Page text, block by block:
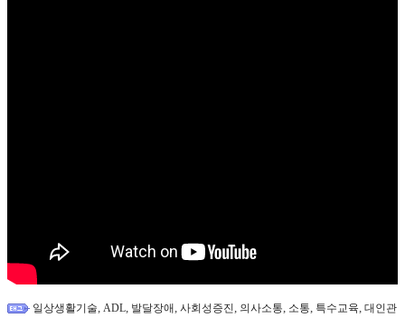
일상생활기술 ADL 발달장애 사회성증진 의사소통 소통 특수교육 대인관